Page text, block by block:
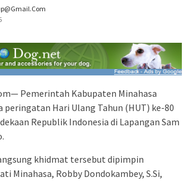
Pemerintah Kabupaten Minahasa
peringatan Hari Ulang Tahun (HUT) ke-80
Republik Indonesia di Lapangan Sam
khidmat tersebut dipimpin
Minahasa, Robby Dondokambey, S.Si,